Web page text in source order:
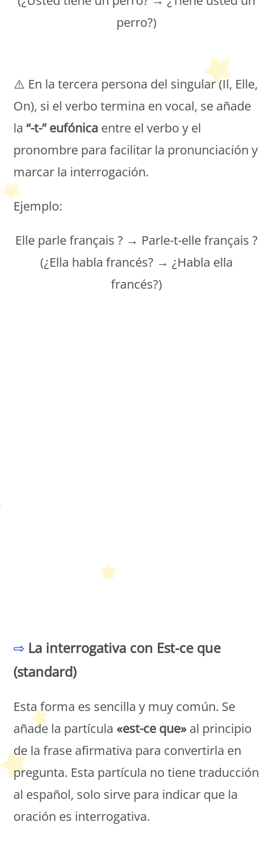
perro?)
⚠️ En la tercera persona del singular (Il, Elle,
On), si el verbo termina en vocal, se añade
la“-t-” eufónica entre el verbo y el
pronombre para facilitar la pronunciación y
marcar la interrogación.
Ejemplo:
Elle parle français ? → Parle-t-elle français ?
(¿Ella habla francés? → ¿Habla ella
francés?)
⇨ La interrogativa con Est-ce que
(standard)
Esta forma es sencilla y muy común. Se
añade la partícula«est-ce que» al principio
de la frase afirmativa para convertirla en
pregunta. Esta partícula no tiene traducción
al español, solo sirve para indicar que la
oración es interrogativa.